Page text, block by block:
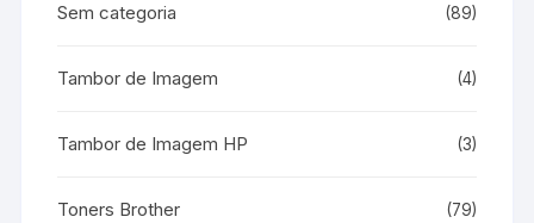
Sem categoria (89)
Tambor de Imagem (4)
Tambor de Imagem HP (3)
Toners Brother (79)